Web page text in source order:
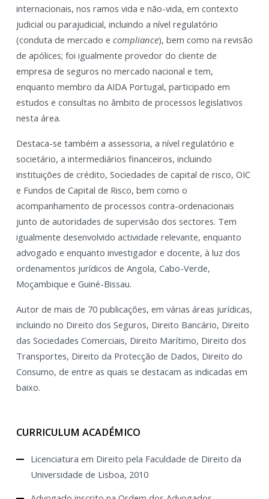
internacionais, nos ramos vida e não-vida, em contexto
judicial ou parajudicial, incluindo a nível regulatório
(conduta de mercado e compliance), bem como na revisão
de apólices; foi igualmente provedor do cliente de
empresa de seguros no mercado nacional e tem,
enquanto membro da AIDA Portugal, participado em
estudos e consultas no âmbito de processos legislativos
nesta área.
Destaca-se também a assessoria, a nível regulatório e
societário, a intermediários financeiros, incluindo
instituições de crédito, Sociedades de capital de risco, OIC
e Fundos de Capital de Risco, bem como o
acompanhamento de processos contra-ordenacionais
junto de autoridades de supervisão dos sectores. Tem
igualmente desenvolvido actividade relevante, enquanto
advogado e enquanto investigador e docente, à luz dos
ordenamentos jurídicos de Angola, Cabo-Verde,
Moçambique e Guiné-Bissau.
Autor de mais de 70 publicações, em várias áreas jurídicas,
incluindo no Direito dos Seguros, Direito Bancário, Direito
das Sociedades Comerciais, Direito Marítimo, Direito dos
Transportes, Direito da Protecção de Dados, Direito do
Consumo, de entre as quais se destacam as indicadas em
baixo.
CURRICULUM ACADÉMICO
Licenciatura em Direito pela Faculdade de Direito da
Universidade de Lisboa, 2010